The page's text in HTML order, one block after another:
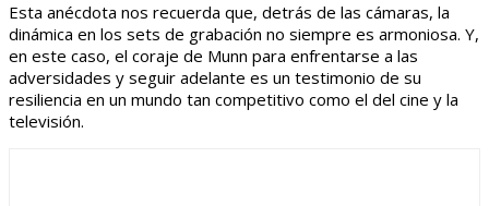
Esta anécdota nos recuerda que, detrás de las cámaras, la
dinámica en los sets de grabación no siempre es armoniosa. Y,
en este caso, el coraje de Munn para enfrentarse a las
adversidades y seguir adelante es un testimonio de su
resiliencia en un mundo tan competitivo como el del cine y la
televisión.